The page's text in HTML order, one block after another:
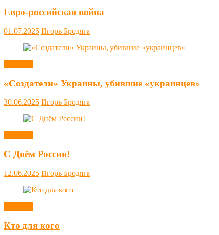
Евро-российская война
01.07.2025 Игорь Бродяга
«Создатели» Украины, убившие «украинцев»
30.06.2025 Игорь Бродяга
С Днём России!
12.06.2025 Игорь Бродяга
Кто для кого